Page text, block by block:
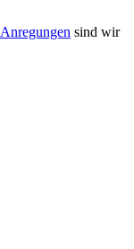
sind wir